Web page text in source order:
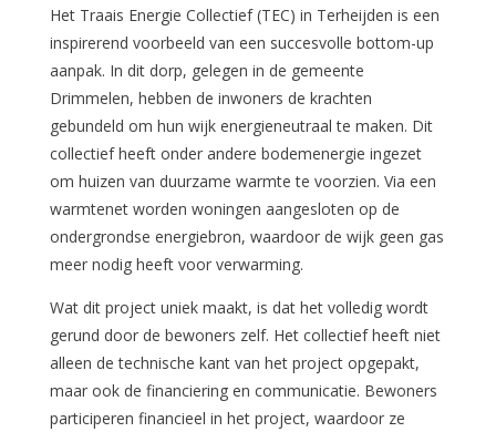
Het Traais Energie Collectief (TEC) in Terheijden is een
inspirerend voorbeeld van een succesvolle bottom-up
aanpak. In dit dorp, gelegen in de gemeente
Drimmelen, hebben de inwoners de krachten
gebundeld om hun wijk energieneutraal te maken. Dit
collectief heeft onder andere bodemenergie ingezet
om huizen van duurzame warmte te voorzien. Via een
warmtenet worden woningen aangesloten op de
ondergrondse energiebron, waardoor de wijk geen gas
meer nodig heeft voor verwarming.
Wat dit project uniek maakt, is dat het volledig wordt
gerund door de bewoners zelf. Het collectief heeft niet
alleen de technische kant van het project opgepakt,
maar ook de financiering en communicatie. Bewoners
participeren financieel in het project, waardoor ze